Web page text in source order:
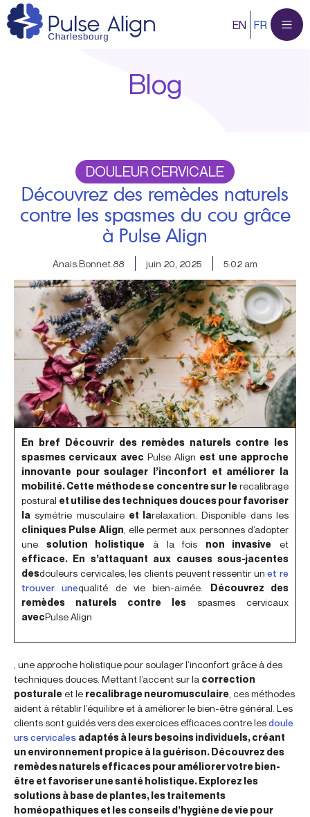
Aller
au
EN FR
Blog
DOULEUR CERVICALE
Découvrez des remèdes naturels
contre les spasmes du cou grâce
à Pulse Align
Anais.Bonnet.88 juin 20, 2025 5:02 am
En bref Découvrir des remèdes naturels contre les
spasmes cervicaux avec Pulse Align est une approche
innovante pour soulager l’inconfort et améliorer la
mobilité. Cette méthode se concentre sur lerecalibrage
postural et utilise des techniques douces pour favoriser
la symétrie musculaire et larelaxation. Disponible dans les
cliniques Pulse Align , elle permet aux personnes d’adopter
une solution holistique à la fois non invasive et
efficace. En s’attaquant aux causes sous-jacentes
desdouleurs cervicales, les clients peuvent ressentir unet re
trouver unequalité de vie bien-aimée. Découvrez des
remèdes naturels contre les spasmes cervicaux
avecPulse Align
, une approche holistique pour soulager l’inconfort grâce à des
techniques douces. Mettant l’accent sur la correction
posturaleet le recalibrage neuromusculaire , ces méthodes
aident à rétablir l’équilibre et à améliorer le bien-être général. Les
clients sont guidés vers des exercices efficaces contre lesdoule
urs cervicales adaptés à leurs besoins individuels, créant
un environnement propice à la guérison. Découvrez des
remèdes naturels efficaces pour améliorer votre bien-
être et favoriser une santé holistique. Explorez les
solutions à base de plantes, les traitements
homéopathiques et les conseils d’hygiène de vie pour